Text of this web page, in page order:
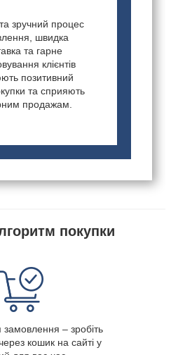
зручний процес
швидка
та гарне
клієнтів
позитивний
та сприяють
продажам.
покупки
– зробіть
кошик на сайті у